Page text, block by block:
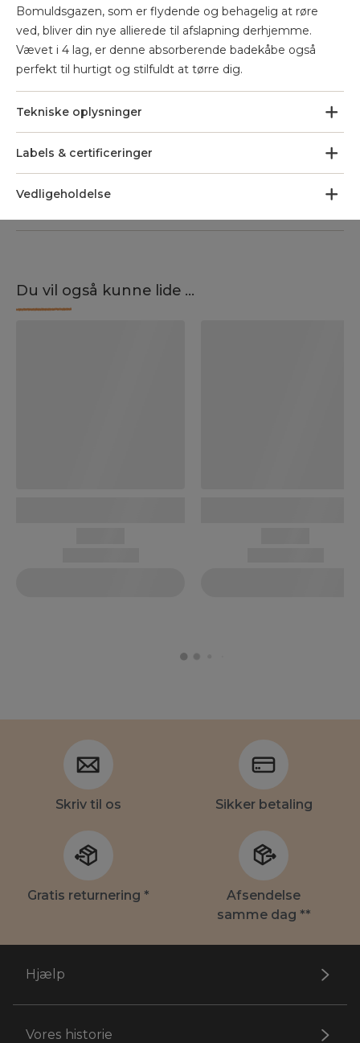
Bomuldsgazen, som er flydende og behagelig at røre
ved, bliver din nye allierede til afslapning derhjemme.
Vævet i 4 lag, er denne absorberende badekåbe også
perfekt til hurtigt og stilfuldt at tørre dig.
Tekniske oplysninger
Labels & certificeringer
Vedligeholdelse
Du vil også kunne lide ...
Skriv til os Sikker betaling
Gratis returnering *
Afsendelse
samme dag **
Hjælp
Vores historie